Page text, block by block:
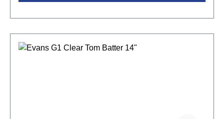
ausdrucksstarker Klangvielseitig einsetzbar Level